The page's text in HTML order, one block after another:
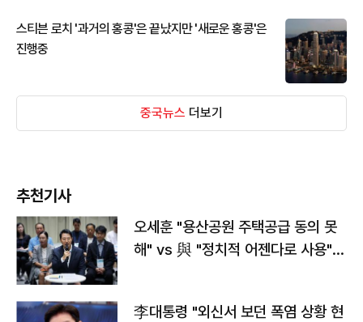
스티븐 로치 '과거의 홍콩'은 끝났지만 '새로운 홍콩'은
진행중
중국뉴스 더보기
추천기사
오세훈 "용산공원 주택공급 동의 못
해" vs 與 "정치적 어젠다로 사용"
李대통령 "외신서 보던 폭염 상황 현